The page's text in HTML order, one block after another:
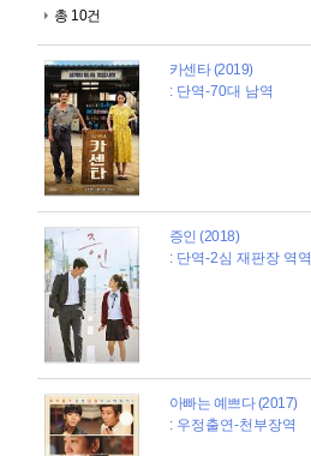
총 10건
카센타 (2019)
: 단역-70대 남역
증인 (2018)
: 단역-2심 재판장 역역
아빠는 예쁘다 (2017)
: 우정출연-천부장역